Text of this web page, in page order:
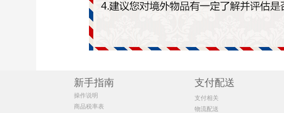
新手指南
操作说明
商品税率表
支付配送
支付相关
物流配送